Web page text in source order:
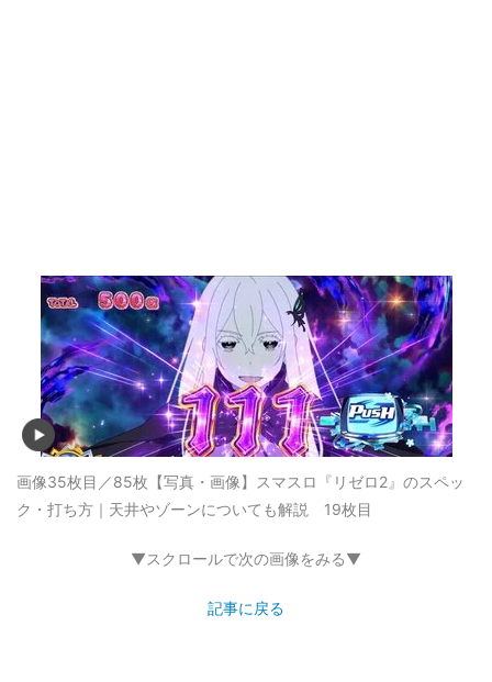
画像35枚目／85枚 【写真・画像】スマスロ『リゼロ2』のスペッ
ク・打ち方｜天井やゾーンについても解説 19枚目
▼スクロールで次の画像をみる▼
記事に戻る